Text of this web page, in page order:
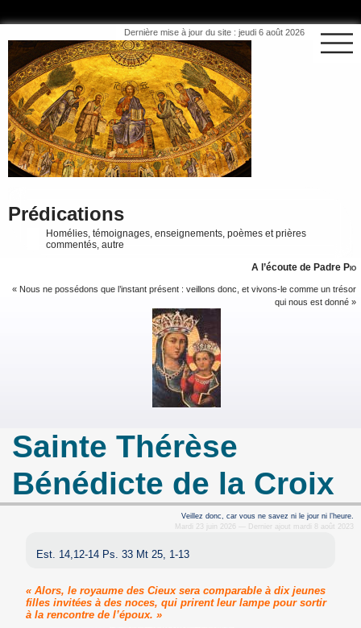
Dernière mise à jour du site : jeudi 6 août 2026
Prédications
Homélies, témoignages, enseignements, poèmes et prières
commentés, autre
A l’écoute de Padre Pio
« Nous ne possédons que l’instant présent : veillons donc, et vivons-le comme un trésor
qui nous est donné »
Sainte Thérèse
Bénédicte de la Croix
Veillez donc, car vous ne savez ni le jour ni l’heure.
Mardi 23 juin 2026 — Dernier ajout mardi 8 août 2023
Est. 14,12-14 Ps. 33 Mt 25, 1-13
« Alors, le royaume des Cieux sera comparable à dix jeunes
filles invitées à des noces, qui prirent leur lampe pour sortir
à la rencontre de l’époux. »